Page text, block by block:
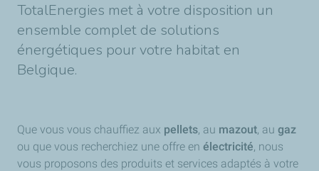
TotalEnergies met à votre disposition un
ensemble complet de solutions
énergétiques pour votre habitat en
Belgique.
Que vous vous chauffiez aux pellets, au mazout, au gaz
ou que vous recherchiez une offre en électricité, nous
vous proposons des produits et services adaptés à votre